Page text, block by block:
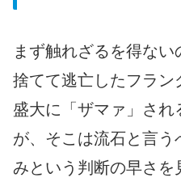
まず触れざるを得な
捨てて逃亡したフラ
盛大に「ザマァ」され
が、そこは流石と言
みという判断の早さを